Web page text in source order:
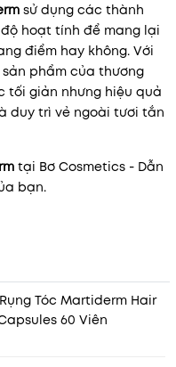
sử dụng các thành
hoạt tính để mang lại
điểm hay không. Với
phẩm của thương
tối giản nhưng hiệu quả
duy trì vẻ ngoài tươi tắn
tại Bơ Cosmetics - Dẫn
bạn.
Tóc Martiderm Hair
60 Viên